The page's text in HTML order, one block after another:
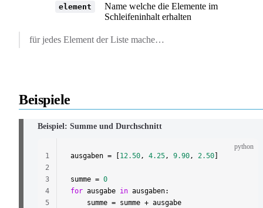
element
Name welche die Elemente im
Schleifeninhalt erhalten
für jedes Element der Liste mache…
Beispiele
Beispiel: Summe und Durchschnitt
python
ausgaben = [ 12.50, 4.25, 9.90, 2.50
summe = 0
for ausgabe in ausgaben:
	summe = summe + ausgabe
1
2
3
4
5